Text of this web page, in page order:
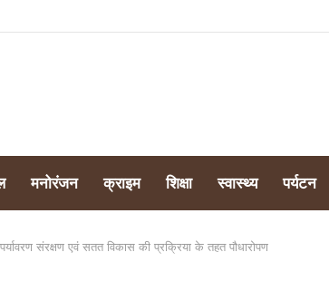
व्यापार मंडल ने दी आंदोलन की चेतावनी
मनोरंजन क्राइम शिक्षा स्वास्थ्य पर्यटन
पर्यावरण संरक्षण एवं सतत विकास की प्रक्रिया के तहत पौधारोपण